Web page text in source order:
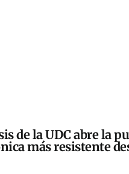
de la UDC abre la
más resistente